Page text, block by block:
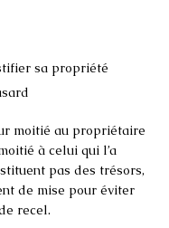
sa propriété
moitié au propriétaire
à celui qui l’a
pas des trésors,
de mise pour éviter
recel.